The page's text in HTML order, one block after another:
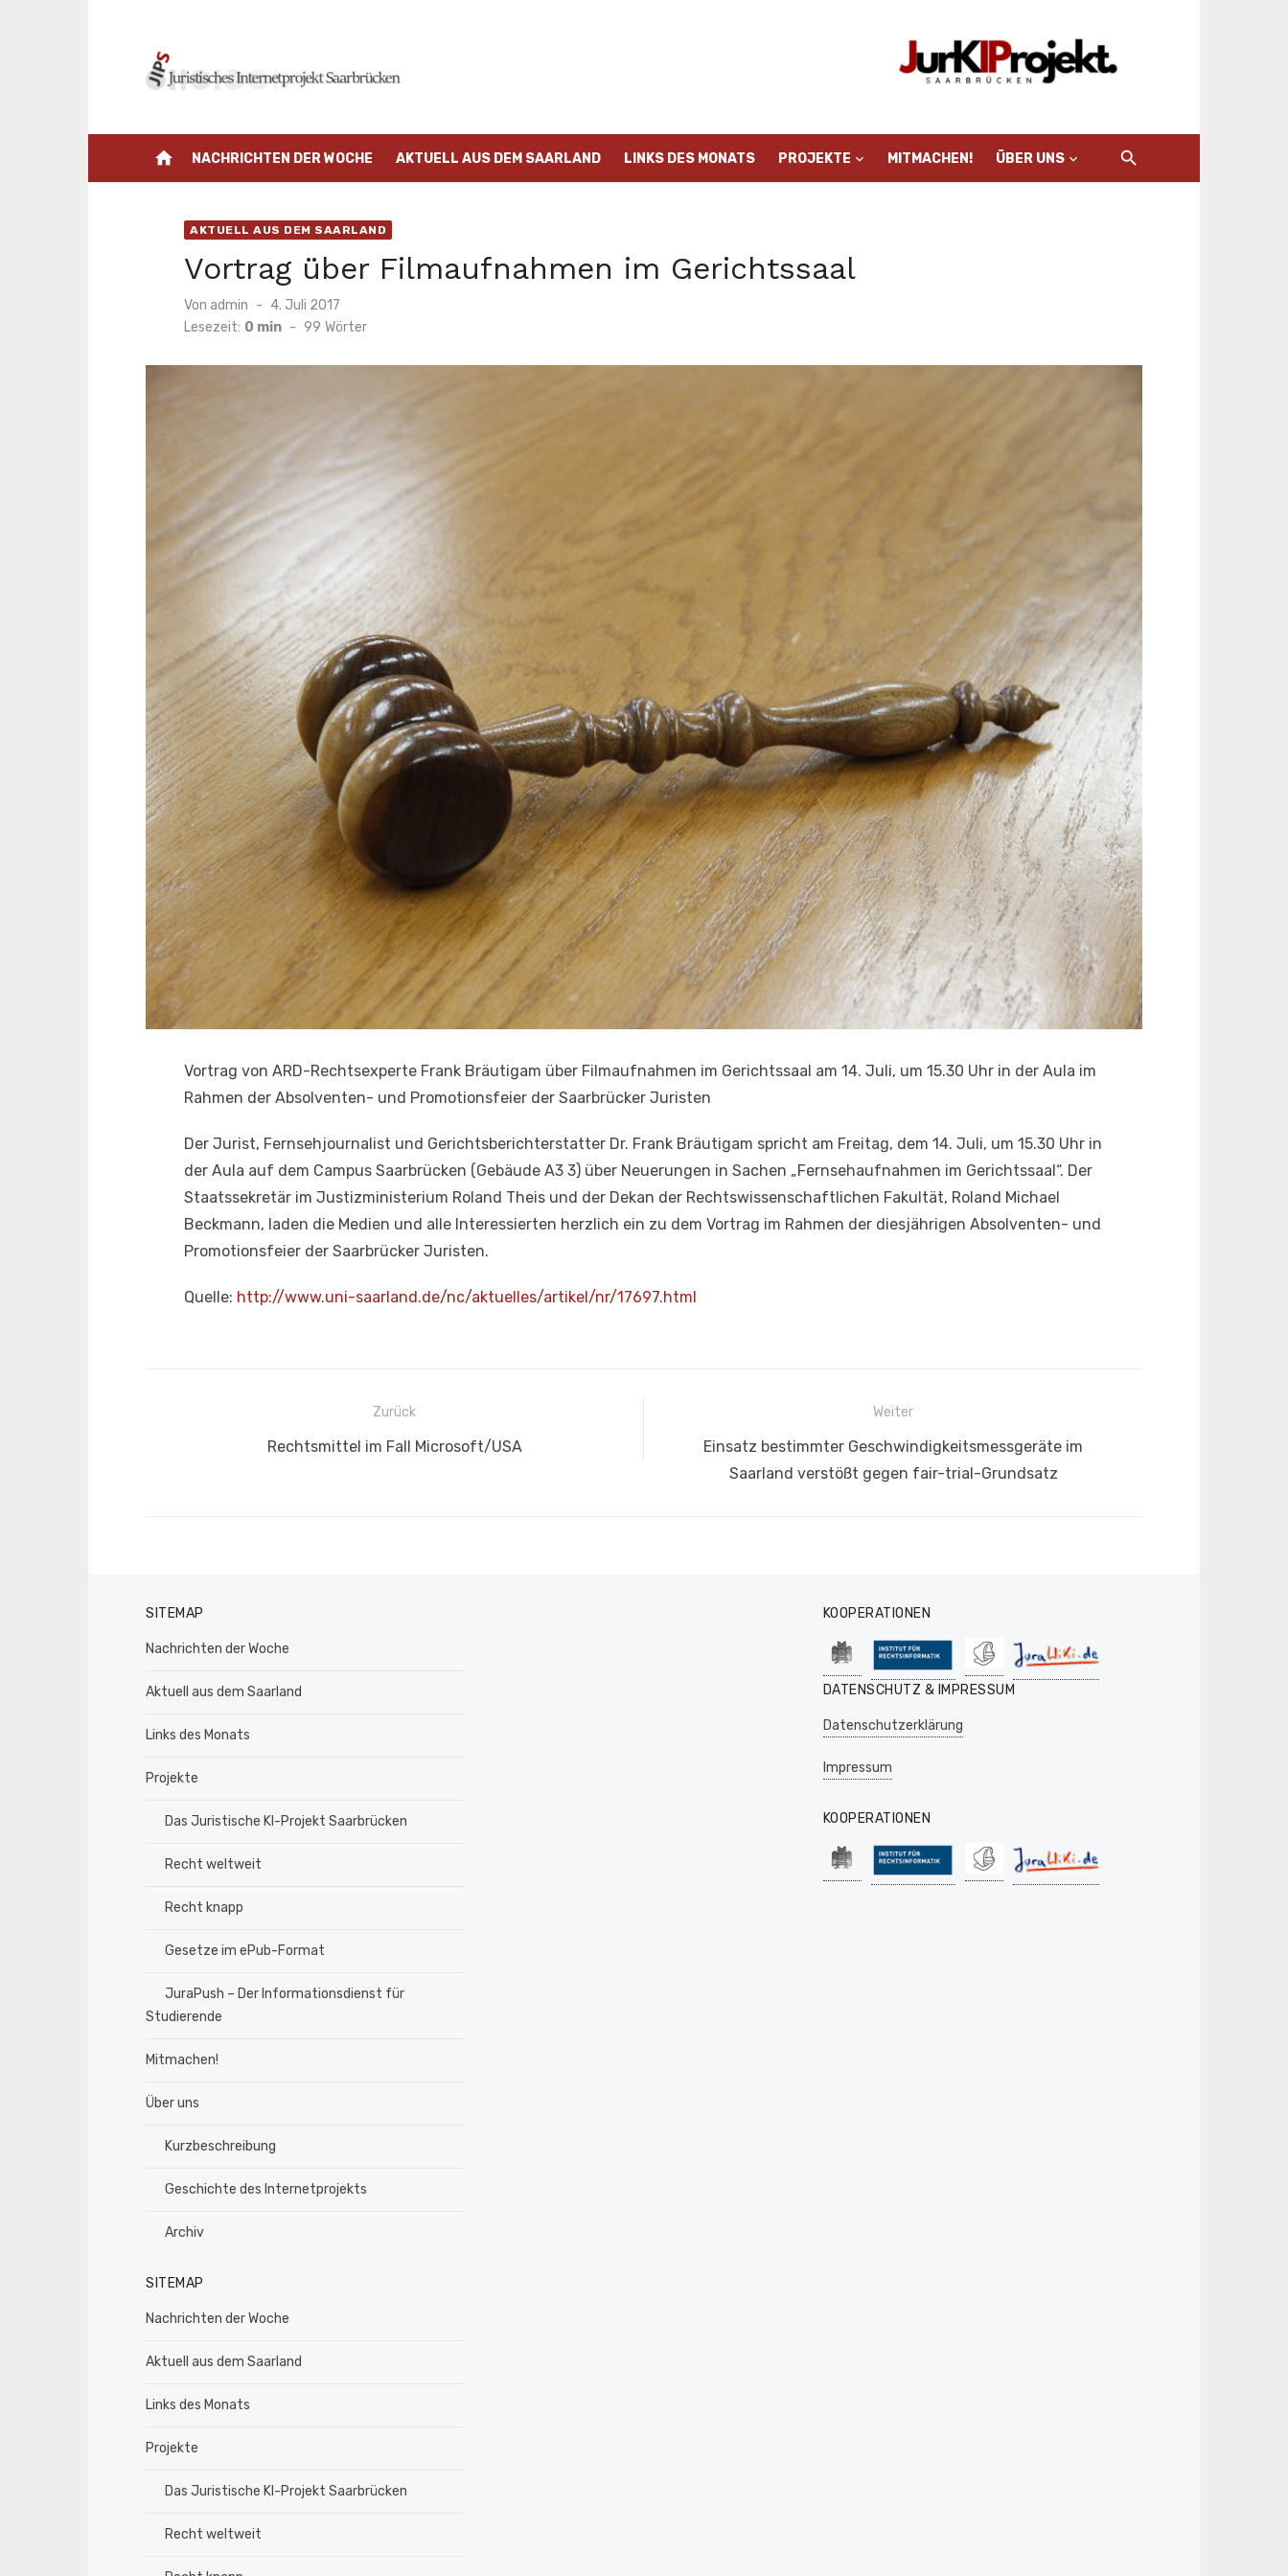
home NACHRICHTEN DER WOCHE AKTUELL AUS DEM SAARLAND LINKS DES MONATS PROJEKTE MITMACHEN! ÜBER UNS
AKTUELL AUS DEM SAARLAND
Vortrag über Filmaufnahmen im Gerichtssaal
Von admin
Veröffentlicht
am
4. Juli 2017
Lesezeit: 0 min - 99 Wörter
Vortrag von ARD-Rechtsexperte Frank Bräutigam über Filmaufnahmen im Gerichtssaal am 14. Juli, um 15.30 Uhr in der Aula im
Rahmen der Absolventen- und Promotionsfeier der Saarbrücker Juristen
Der Jurist, Fernsehjournalist und Gerichtsberichterstatter Dr. Frank Bräutigam spricht am Freitag, dem 14. Juli, um 15.30 Uhr in
der Aula auf dem Campus Saarbrücken (Gebäude A3 3) über Neuerungen in Sachen „Fernsehaufnahmen im Gerichtssaal“. Der
Staatssekretär im Justizministerium Roland Theis und der Dekan der Rechtswissenschaftlichen Fakultät, Roland Michael
Beckmann, laden die Medien und alle Interessierten herzlich ein zu dem Vortrag im Rahmen der diesjährigen Absolventen- und
Promotionsfeier der Saarbrücker Juristen.
Quelle: http://www.uni-saarland.de/nc/aktuelles/artikel/nr/17697.html
BeitragsnavigationZurück
Vorheriger
Rechtsmittel im Fall Microsoft/USA
Weiter
Nächster
Beitrag:
Einsatz bestimmter Geschwindigkeitsmessgeräte im
Saarland verstößt gegen fair-trial-Grundsatz
SITEMAP
Nachrichten der Woche
Aktuell aus dem Saarland
Links des Monats
Projekte
Das Juristische KI-Projekt Saarbrücken
Recht weltweit
Recht knapp
Gesetze im ePub-Format
JuraPush – Der Informationsdienst für
Studierende
Mitmachen!
Über uns
Kurzbeschreibung
Geschichte des Internetprojekts
Archiv
SITEMAP
Nachrichten der Woche
Aktuell aus dem Saarland
Links des Monats
Projekte
Das Juristische KI-Projekt Saarbrücken
Recht weltweit
KOOPERATIONEN
DATENSCHUTZ & IMPRESSUM
Datenschutzerklärung
Impressum
KOOPERATIONEN